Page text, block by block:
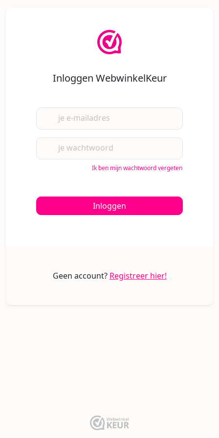
Inloggen WebwinkelKeur
je e-mailadres
je wachtwoord
Ik ben mijn wachtwoord vergeten
Inloggen
Geen account? Registreer hier!